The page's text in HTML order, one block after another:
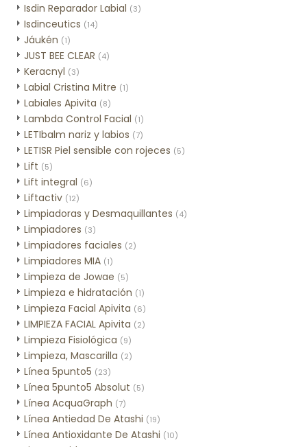
Isdin Reparador Labial (3)
Isdinceutics (14)
Jáukén (1)
JUST BEE CLEAR (4)
Keracnyl (3)
Labial Cristina Mitre (1)
Labiales Apivita (8)
Lambda Control Facial (1)
LETIbalm nariz y labios (7)
LETISR Piel sensible con rojeces (5)
Lift (5)
Lift integral (6)
Liftactiv (12)
Limpiadoras y Desmaquillantes (4)
Limpiadores (3)
Limpiadores faciales (2)
Limpiadores MIA (1)
Limpieza de Jowae (5)
Limpieza e hidratación (1)
Limpieza Facial Apivita (6)
LIMPIEZA FACIAL Apivita (2)
Limpieza Fisiológica (9)
Limpieza, Mascarilla (2)
Línea 5punto5 (23)
Línea 5punto5 Absolut (5)
Línea AcquaGraph (7)
Línea Antiedad De Atashi (19)
Línea Antioxidante De Atashi (10)